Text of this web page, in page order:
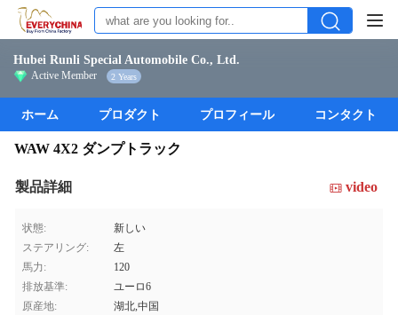
Hubei Runli Special Automobile Co., Ltd.
Active Member 2 Years
ホーム プロダクト プロフィール コンタクト
WAW 4X2 ダンプトラック
製品詳細 video
状態:
新しい
ステアリング:
左
馬力:
120
排放基準:
ユーロ6
原産地:
湖北,中国